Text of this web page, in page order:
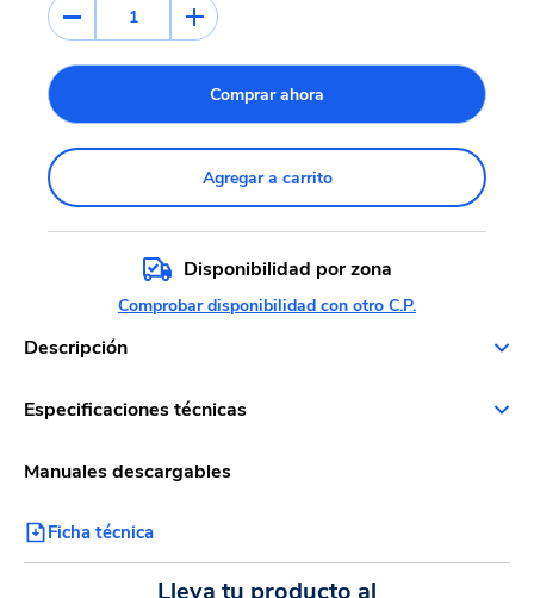
1
Comprar ahora
Agregar a carrito
Disponibilidad por zona
Comprobar disponibilidad con otro C.P.
Descripción
Especificaciones técnicas
Manuales descargables
Ficha técnica
Lleva tu producto al